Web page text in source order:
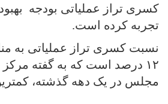
تجربه کرده است.
نسبت کسری تراز عملیاتی به
۱۲ درصد است که به گفته
مجلس در یک دهه گذشته،